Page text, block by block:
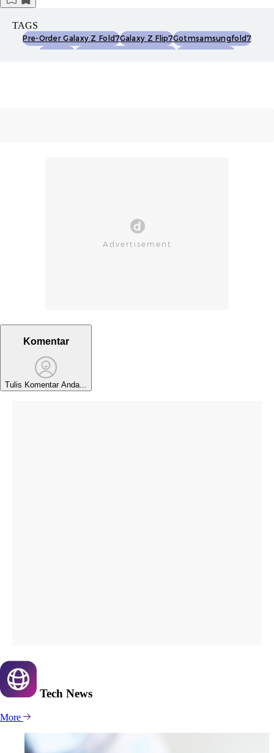
TAGS
Pre-Order Galaxy Z Fold7Galaxy Z Flip7Gotmsamsungfold7
Komentar
Tulis Komentar Anda...
Tech News
More